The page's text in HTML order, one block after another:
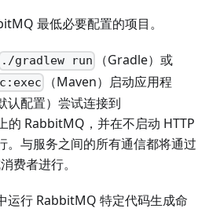
最低必要配置的项目。
./gradlew run （Gradle）或
（Maven）启动应用程
认配置）尝试连接到
RabbitMQ，并在不启动 HTTP
。与服务之间的所有通信都将通过
费者进行。
运行 RabbitMQ 特定代码生成命